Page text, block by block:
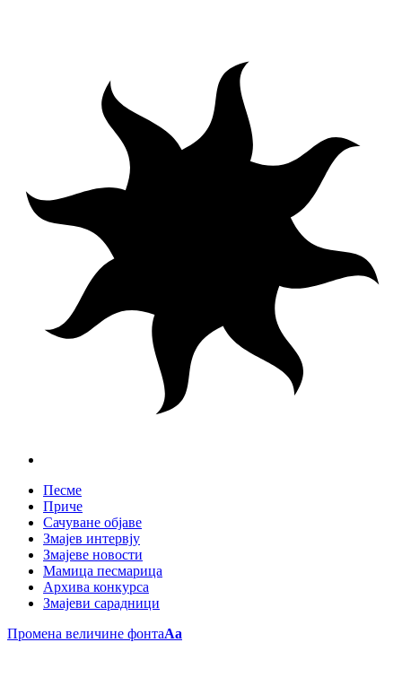
Песме
Приче
Сачуване објаве
Змајев интервју
Змајеве новости
Мамица песмарица
Архива конкурса
Змајеви сарадници
Промена величине фонтаAa